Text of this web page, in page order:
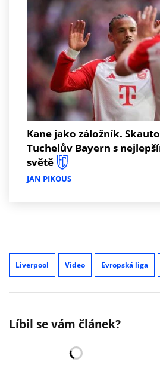
Kane jako záložník.
Tuchelův Bayern s
světě
JAN PIKOUS
Liverpool Video Evropská liga
Líbil se vám článek?